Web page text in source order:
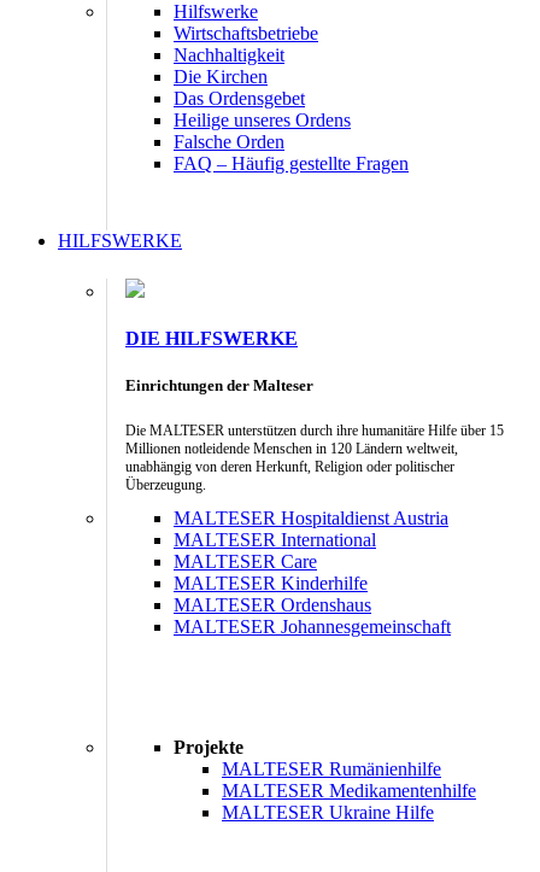
Hilfswerke
Wirtschaftsbetriebe
Nachhaltigkeit
Die Kirchen
Das Ordensgebet
Heilige unseres Ordens
Falsche Orden
FAQ – Häufig gestellte Fragen
HILFSWERKE
DIE HILFSWERKE
Einrichtungen der Malteser
Die MALTESER unterstützen durch ihre humanitäre Hilfe über 15
Millionen notleidende Menschen in 120 Ländern weltweit,
unabhängig von deren Herkunft, Religion oder politischer
Überzeugung.
MALTESER Hospitaldienst Austria
MALTESER International
MALTESER Care
MALTESER Kinderhilfe
MALTESER Ordenshaus
MALTESER Johannesgemeinschaft
Projekte
MALTESER Rumänienhilfe
MALTESER Medikamentenhilfe
MALTESER Ukraine Hilfe